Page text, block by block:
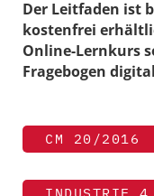
Der Leitfaden ist
kostenfrei
Online-Lernkurs
Fragebogen
CM 20/2016